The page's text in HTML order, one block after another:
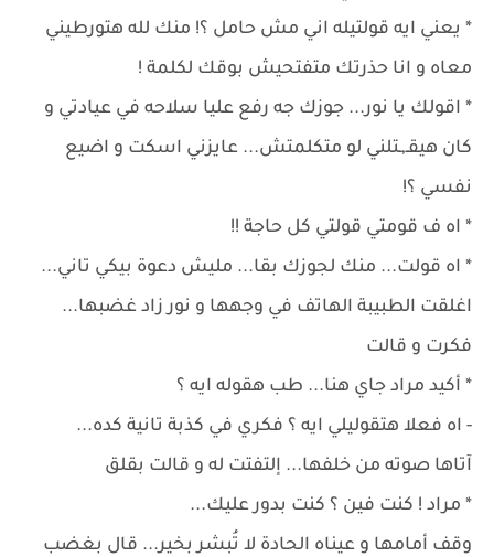
* يعني ايه قولتيله اني مش حامل ؟! منك لله هتورطيني
معاه و انا حذرتك متفتحيش بوقك لكلمة !
* اقولك يا نور... جوزك جه رفع عليا سلاحه في عيادتي و
كان هيقـ,ـتلني لو متكلمتش... عايزني اسكت و اضيع
نفسي ؟!
* اه ف قومتي قولتي كل حاجة !!
* اه قولت... منك لجوزك بقا... مليش دعوة بيكي تاني...
اغلقت الطبيبة الهاتف في وجهها و نور زاد غضبها...
فكرت و قالت
* أكيد مراد جاي هنا... طب هقوله ايه ؟
- اه فعلا هتقوليلي ايه ؟ فكري في كذبة تانية كده...
آتاها صوته من خلفها... إلتفتت له و قالت بقلق
* مراد ! كنت فين ؟ كنت بدور عليك...
وقف أمامها و عيناه الحادة لا تُبشر بخير... قال بغضب